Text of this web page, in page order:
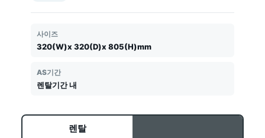
사이즈
320(W)x 320(D)x 805(H)mm
AS기간
렌탈기간 내
렌탈